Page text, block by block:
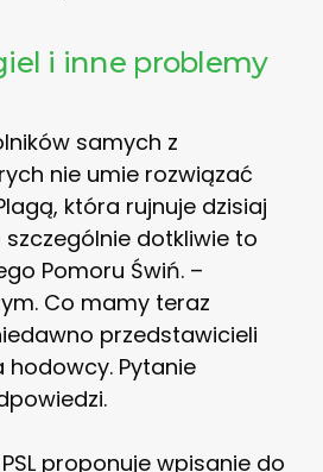
i inne problemy
samych z
nie umie rozwiązać
która rujnuje dzisiaj
dotkliwie to
Pomoru Świń. –
Co mamy teraz
przedstawicieli
Pytanie
proponuje wpisanie do